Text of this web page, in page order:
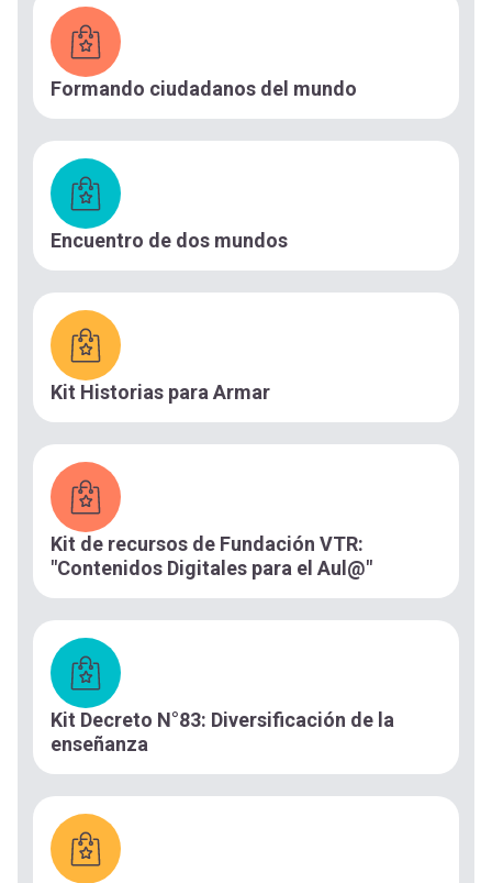
Formando ciudadanos del mundo
Encuentro de dos mundos
Kit Historias para Armar
Kit de recursos de Fundación VTR:
"Contenidos Digitales para el Aul@"
Kit Decreto N°83: Diversificación de la
enseñanza